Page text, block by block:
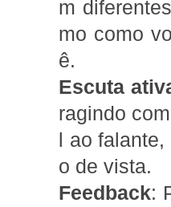
m
mo como
ê.
Escuta
ragindo
l ao
o de vista.
Feedback: